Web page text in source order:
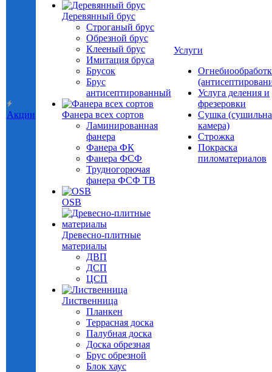
Акции
Деревянный брус
Строганый брус
Обрезной брус
Клееный брус
Имитация бруса
Брусок
Брус
антисептированный
Фанера всех сортов
Ламинированная
фанера
Фанера ФК
Фанера ФСФ
Трудногорючая
фанера ФСФ ТВ
OSB
Древесно-плитные
материалы
ДВП
ДСП
ЦСП
Лиственница
Планкен
Террасная доска
Палубная доска
Доска обрезная
Брус обрезной
Блок хаус
Услуги
Услуга деления и
фрезеровки
Сушка
камера)
Строжка
Покраска
пиломатериалов